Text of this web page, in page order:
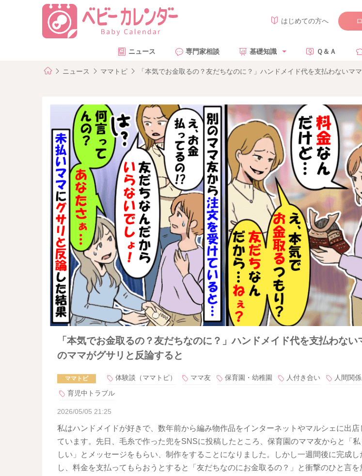
はじめての方へ
ニュース 専門家相談 基礎知識 Ｑ＆Ａ
ニュース ママトピ 「本気でお金取るの？友だちなのに？」ハンドメイド代を支払わないマ
「本気でお金取るの？友だちなのに？」ハンドメイド代を支払わな
のママがグサリと反論すると
ママトピ 体験談（ママトピ） ママ友 保育園・幼稚園 人付き合い
人間関係
育児中トラブル
2026/05/05 21:25
私はハンドメイドが好きで、数年前から編み物作品をインターネットやマルシェに出店
ています。先日、毛糸で作った兜をSNSに投稿したところ、保育園のママ友からと「私
しい」とメッセージをもらい、制作をすることになりました。しかし一週間後に完成し
し、料金を支払ってもらおうとすると「友だちなのにお金取るの？」と衝撃のひと言を